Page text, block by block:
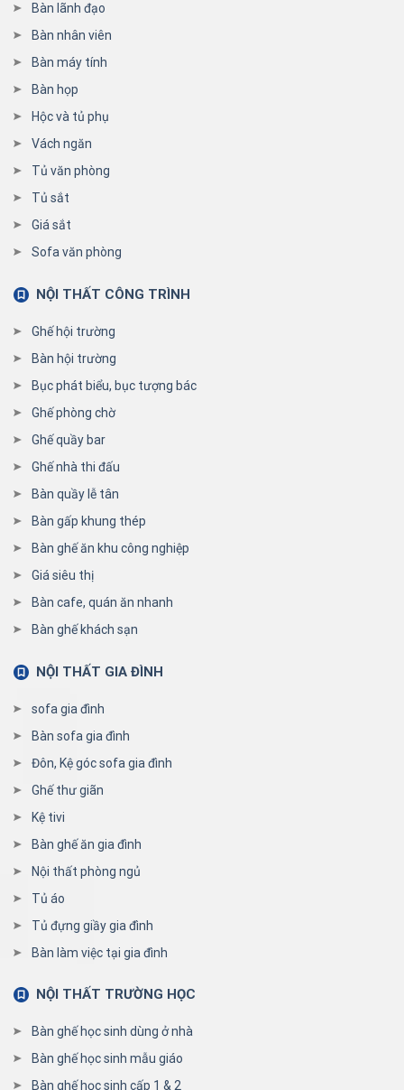
Bàn lãnh đạo
Bàn nhân viên
Bàn máy tính
Bàn họp
Hộc và tủ phụ
Vách ngăn
Tủ văn phòng
Tủ sắt
Giá sắt
Sofa văn phòng
NỘI THẤT CÔNG TRÌNH
Ghế hội trường
Bàn hội trường
Bục phát biểu, bục tượng bác
Ghế phòng chờ
Ghế quầy bar
Ghế nhà thi đấu
Bàn quầy lễ tân
Bàn gấp khung thép
Bàn ghế ăn khu công nghiệp
Giá siêu thị
Bàn cafe, quán ăn nhanh
Bàn ghế khách sạn
NỘI THẤT GIA ĐÌNH
sofa gia đình
Bàn sofa gia đình
Đôn, Kệ góc sofa gia đình
Ghế thư giãn
Kệ tivi
Bàn ghế ăn gia đình
Nội thất phòng ngủ
Tủ áo
Tủ đựng giầy gia đình
Bàn làm việc tại gia đình
NỘI THẤT TRƯỜNG HỌC
Bàn ghế học sinh dùng ở nhà
Bàn ghế học sinh mẫu giáo
Bàn ghế học sinh cấp 1 & 2